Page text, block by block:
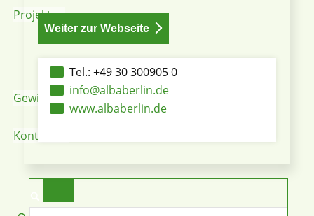
Projekt
Gewinnspiele
Kontakt
Weiter zur Webseite
Tel.: +49 30 300905 0
info@albaberlin.de
www.albaberlin.de